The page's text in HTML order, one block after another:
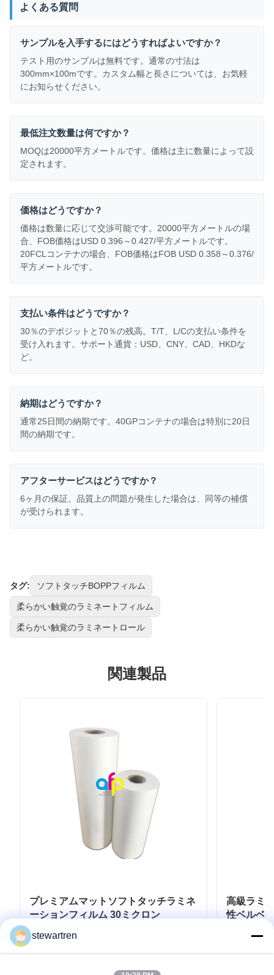
よくある質問
サンプルを入手するにはどうすればよいですか？
テスト用のサンプルは無料です。通常の寸法は
300mm×100mです。カスタム幅と長さについては、お気軽
にお知らせください。
最低注文数量は何ですか？
MOQは20000平方メートルです。価格は主に数量によって設
定されます。
価格はどうですか？
価格は数量に応じて交渉可能です。20000平方メートルの場
合、FOB価格はUSD 0.396～0.427/平方メートルです。
20FCLコンテナの場合、FOB価格はFOB USD 0.358～0.376/
平方メートルです。
支払い条件はどうですか？
30％のデポジットと70％の残高。T/T、L/Cの支払い条件を
受け入れます。サポート通貨：USD、CNY、CAD、HKDな
ど。
納期はどうですか？
通常25日間の納期です。40GPコンテナの場合は特別に20日
間の納期です。
アフターサービスはどうですか？
6ヶ月の保証。品質上の問題が発生した場合は、同等の補償
が受けられます。
タグ: ソフトタッチBOPPフィルム
柔らかい触覚のラミネートフィルム
柔らかい触覚のラミネートロール
関連製品
プレミアムマットソフトタッチラミネ
ーションフィルム 30ミクロン
高級ラミ
性ベルベ
ロン - 30
stewartren